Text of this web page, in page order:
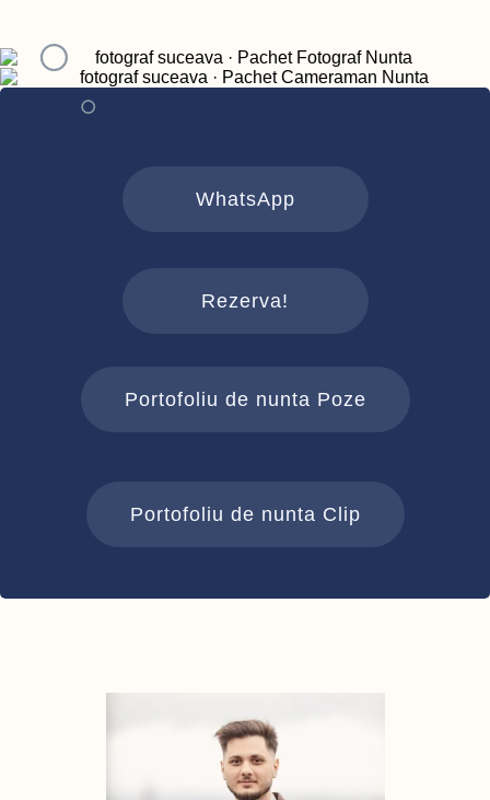
WhatsApp
Rezerva!
Portofoliu de nunta Poze
Portofoliu de nunta Clip